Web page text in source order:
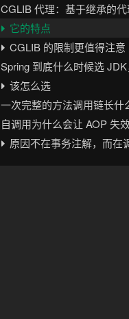
CGLIB 代理：基于继承的代
它的特点
CGLIB 的限制更值得注意
Spring 到底什么时候选 JDK
该怎么选
一次完整的方法调用链长什
自调用为什么会让 AOP 失
原因不在事务注解，而在